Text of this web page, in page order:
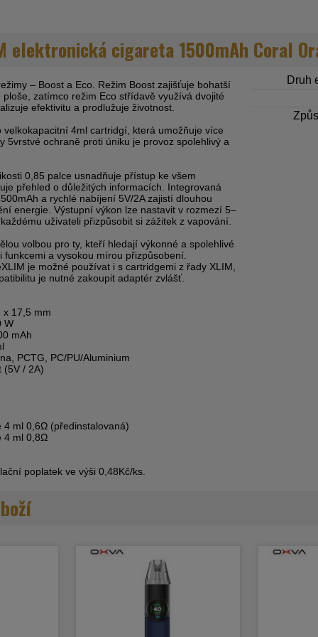
elektronická cigareta 1500mAh Coral
– Boost a Eco. Režim Boost zajišťuje bohatší
zatímco režim Eco střídavě využívá dvojité
efektivitu a prodlužuje životnost.
4ml cartridgí, která umožňuje více
5vrstvé ochraně proti úniku je provoz spolehlivý a
0,85 palce usnadňuje přístup ke všem
přehled o důležitých informacích. Integrovaná
a rychlé nabíjení 5V/2A zajistí dlouhou
energie. Výstupní výkon lze nastavit v rozmezí 5–
uživateli přizpůsobit si zážitek z vapování.
volbou pro ty, kteří hledají výkonné a spolehlivé
a vysokou mírou přizpůsobení.
je možné používat i s cartridgemi z řady XLIM,
je nutné zakoupit adaptér zvlášť.
x 17,5 mm
W
mAh
PCTG, PC/PU/Aluminium
(5V / 2A)
4 ml 0,6Ω (předinstalovaná)
4 ml 0,8Ω
poplatek ve výši 0,48Kč/ks.
Druh